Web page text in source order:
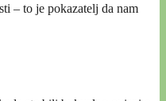
– to je pokazatelj da nam